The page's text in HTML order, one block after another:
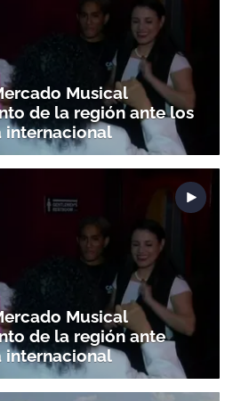
Musical
de la región ante los
internacional
Musical
de la región ante
internacional